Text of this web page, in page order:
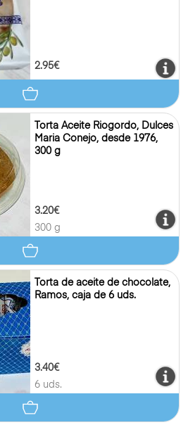
2.95€
Torta Aceite Riogordo, Dulces
Maria Conejo, desde 1976,
300 g
3.20€
300 g
Torta de aceite de chocolate,
Ramos, caja de 6 uds.
3.40€
6 uds.